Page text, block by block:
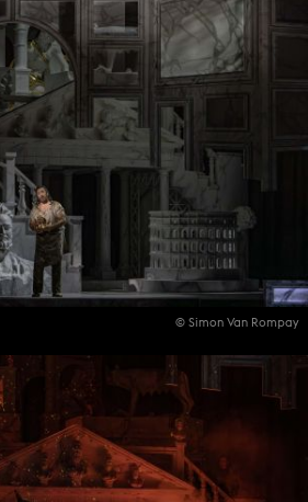
© Simon Van Rompay